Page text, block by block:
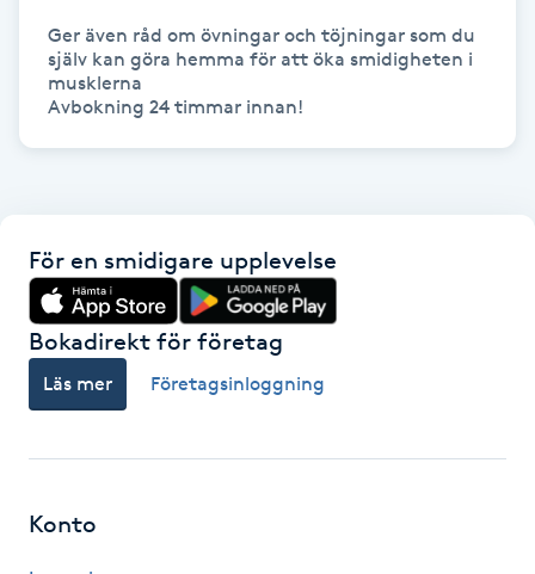
Hollywood Peel
Hot Stone Massage
Hudföryngring
Huduppstramning
Hudvård
Ger även råd om övningar och töjningar som du
själv kan göra hemma för att öka smidigheten i
musklerna
Avbokning 24 timmar innan!
För en smidigare upplevelse
Bokadirekt för företag
Läs mer Företagsinloggning
Konto